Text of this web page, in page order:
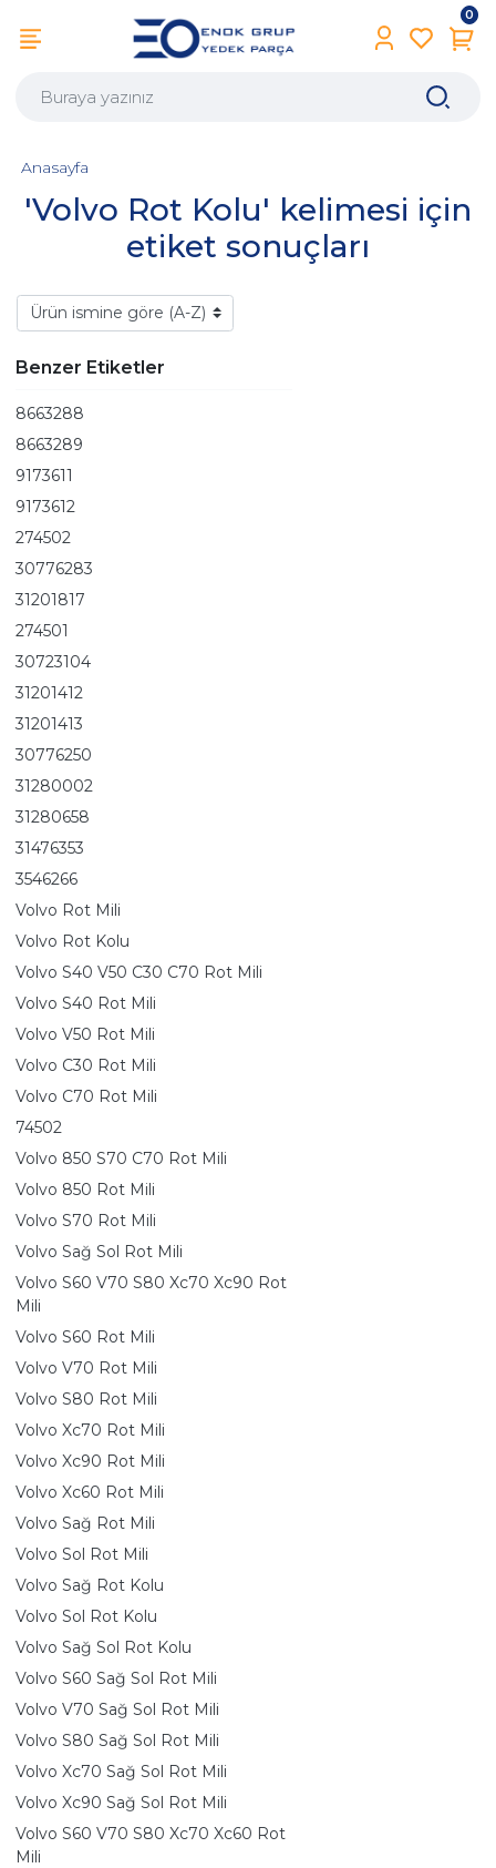
0
'Volvo Rot Kolu' kelimesi için
etiket sonuçları
Anasayfa
Benzer Etiketler
8663288
8663289
9173611
9173612
274502
30776283
31201817
274501
30723104
31201412
31201413
30776250
31280002
31280658
31476353
3546266
Volvo Rot Mili
Volvo Rot Kolu
Volvo S40 V50 C30 C70 Rot Mili
Volvo S40 Rot Mili
Volvo V50 Rot Mili
Volvo C30 Rot Mili
Volvo C70 Rot Mili
74502
Volvo 850 S70 C70 Rot Mili
Volvo 850 Rot Mili
Volvo S70 Rot Mili
Volvo Sağ Sol Rot Mili
Volvo S60 V70 S80 Xc70 Xc90 Rot
Mili
Volvo S60 Rot Mili
Volvo V70 Rot Mili
Volvo S80 Rot Mili
Volvo Xc70 Rot Mili
Volvo Xc90 Rot Mili
Volvo Xc60 Rot Mili
Volvo Sağ Rot Mili
Volvo Sol Rot Mili
Volvo Sağ Rot Kolu
Volvo Sol Rot Kolu
Volvo Sağ Sol Rot Kolu
Volvo S60 Sağ Sol Rot Mili
Volvo V70 Sağ Sol Rot Mili
Volvo S80 Sağ Sol Rot Mili
Volvo Xc70 Sağ Sol Rot Mili
Volvo Xc90 Sağ Sol Rot Mili
Volvo S60 V70 S80 Xc70 Xc60 Rot
Mili